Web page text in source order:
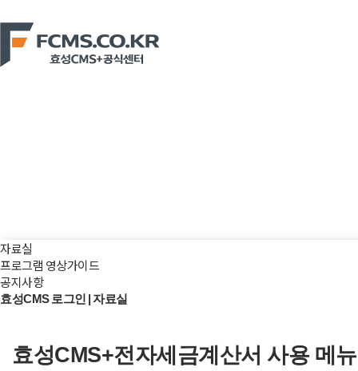
자료실
프로그램 영상가이드
공지사항
효성CMS 로그인 | 자료실
효성CMS+전자세금계산서 사용 메